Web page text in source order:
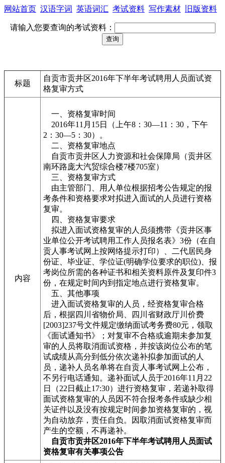
网站首页 汉语字词 英语词汇 考试资料 写作素材 旧版资料
请输入您要查询的考试资料：
标题
自贡市贡井区2016年下半年考试聘用人员面试资
格复审方式
内容
一、资格复审时间
2016年11月15日（上午8：30—11：30，下午
2：30—5：30）。
二、资格复审地点
自贡市贡井区人力资源和社会保障局（贡井区
南环路庞大汽贸综合楼7楼705室）
三、资格复审方式
由主管部门、用人单位根据招考公告规定的报
考条件和资格要求对拟进入面试的人员进行资格
复审。
四、资格复审要求
拟进入面试资格复审的人员须携带《贡井区事
业单位公开考试聘用工作人员报名表》3份（在自
贡人事考试网上按网络提示打印）、二代居民身
份证、毕业证、学位证(明确学位要求的职位)、报
考岗位所需的各种证书和相关资料原件及复印件3
份，在规定时间内到指定地点进行资格复审。
五、其他事项
进入面试资格复审的人员，经资格复审合格
后，根据四川省物价局、四川省财政厅川价费
[2003]237号文件规定缴纳面试考务费80元，领取
《面试通知书》；对复审不合格或逾期未参加复
审的人员将取消面试资格，并按该岗位公布的笔
试成绩从高分到低分依次递补拟参加面试的人
员，递补人员名单将在自贡人事考试网上公布，
不另行电话通知。递补面试人员于2016年11月22
日（22日截止17:30）进行资格复审，若递补取得
面试资格复审的人员因不符合报考条件或缺少相
关证件以及没有按规定时间参加资格复审的，视
为自动放弃，责任自负。因取消面试资格复审而
产生的空额，不再递补。
自贡市贡井区2016年下半年考试聘用人员面试
资格复审有关事项公告